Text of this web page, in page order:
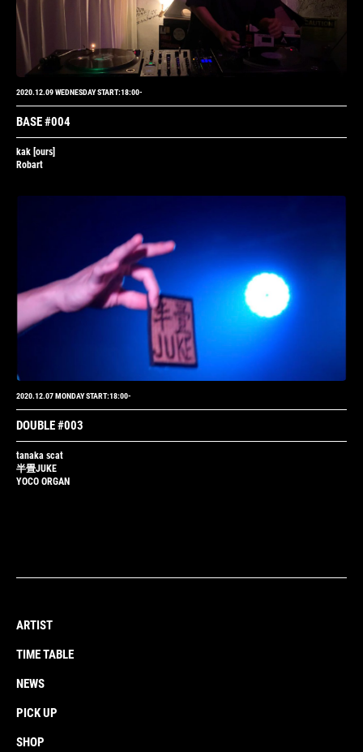
2020.12.09 WEDNESDAY START:18:00-
BASE #004
kak [ours]
Robart
2020.12.07 MONDAY START:18:00-
DOUBLE #003
tanaka scat
半畳JUKE
YOCO ORGAN
ARTIST
TIME TABLE
NEWS
PICK UP
SHOP